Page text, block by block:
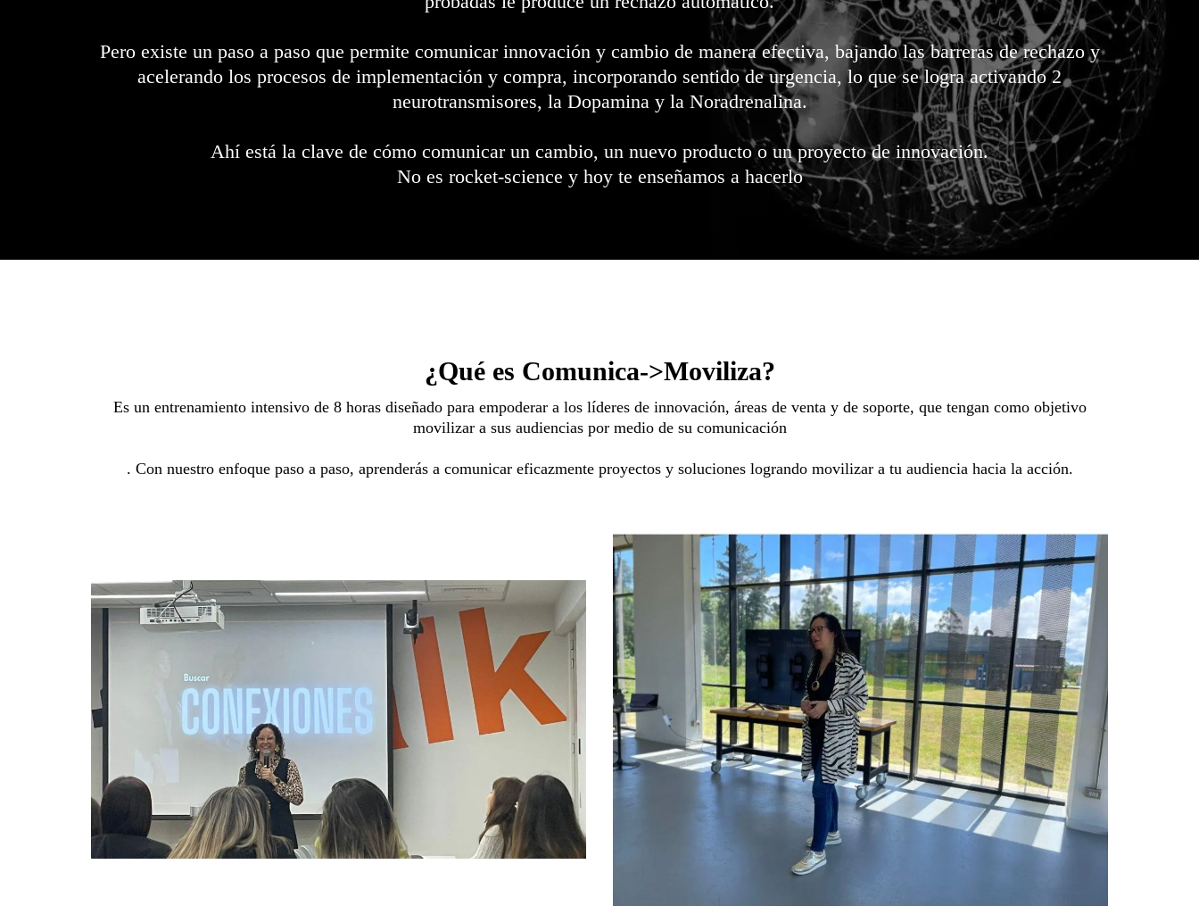
Pero existe un paso a paso que permite comunicar innovación y cambio de manera efectiva, bajando las barreras de rechazo y
acelerando los procesos de implementación y compra, incorporando sentido de urgencia, lo que se logra activando 2
neurotransmisores, la Dopamina y la Noradrenalina.
Ahí está la clave de cómo comunicar un cambio, un nuevo producto o un proyecto de innovación.
No es rocket-science y hoy te enseñamos a hacerlo
¿Qué es Comunica->Moviliza?
Es un entrenamiento intensivo de 8 horas diseñado para empoderar a los líderes de innovación, áreas de venta y de soporte, que tengan como objetivo
movilizar a sus audiencias por medio de su comunicación
. Con nuestro enfoque paso a paso, aprenderás a comunicar eficazmente proyectos y soluciones logrando movilizar a tu audiencia hacia la acción.